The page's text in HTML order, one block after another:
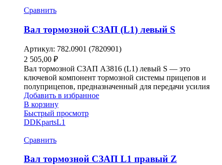
Сравнить
Вал тормозной СЗАП (L1) левый S
Артикул: 782.0901 (7820901)
2 505,00 ₽
Вал тормозной СЗАП A3816 (L1) левый S — это
ключевой компонент тормозной системы прицепов и
полуприцепов, предназначенный для передачи усилия
Добавить в избранное
В корзину
Быстрый просмотр
DDKpartsL1
Сравнить
Вал тормозной СЗАП L1 правый Z